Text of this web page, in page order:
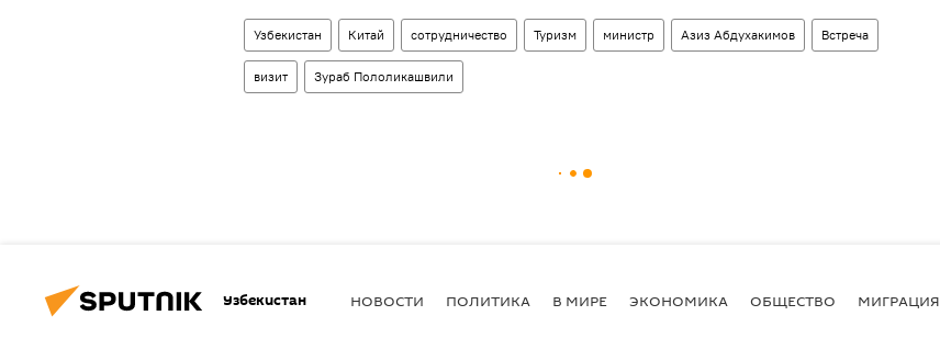
Узбекистан Китай сотрудничество Туризм министр Азиз Абдухакимов Встреча
визит Зураб Пололикашвили
Узбекистан НОВОСТИ ПОЛИТИКА В МИРЕ ЭКОНОМИКА ОБЩЕСТВО МИГРАЦИЯ